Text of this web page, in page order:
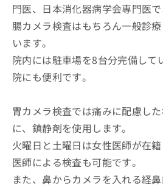
門医、日本消化器病学会専門医
腸カメラ検査はもちろん一般診
います。
院内には駐車場を8台分完備して
院にも便利です。
胃カメラ検査では痛みに配慮し
に、鎮静剤を使用します。
火曜日と土曜日は女性医師が在
医師による検査も可能です。
また、鼻からカメラを入れる経